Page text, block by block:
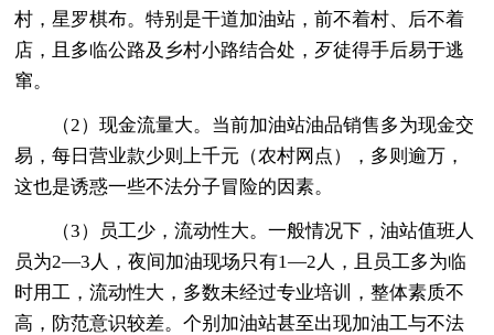
村，星罗棋布。特别是干道加油站，前不着村、后不着
店，且多临公路及乡村小路结合处，歹徒得手后易于逃
窜。
（2）现金流量大。当前加油站油品销售多为现金交
易，每日营业款少则上千元（农村网点），多则逾万，
这也是诱惑一些不法分子冒险的因素。
（3）员工少，流动性大。一般情况下，油站值班人
员为2—3人，夜间加油现场只有1—2人，且员工多为临
时用工，流动性大，多数未经过专业培训，整体素质不
高，防范意识较差。个别加油站甚至出现加油工与不法